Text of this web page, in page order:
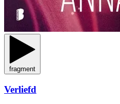
fragment
Verliefd